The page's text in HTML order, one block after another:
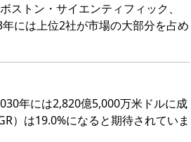
トン・サイエンティフィック、
には上位2社が市場の大部分を占め
年には2,820億5,000万米ドルに成
）は19.0%になると期待されていま